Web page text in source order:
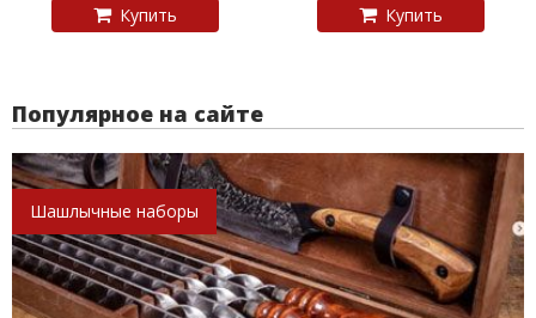
Купить Купить
Популярное на сайте
Шашлычные наборы